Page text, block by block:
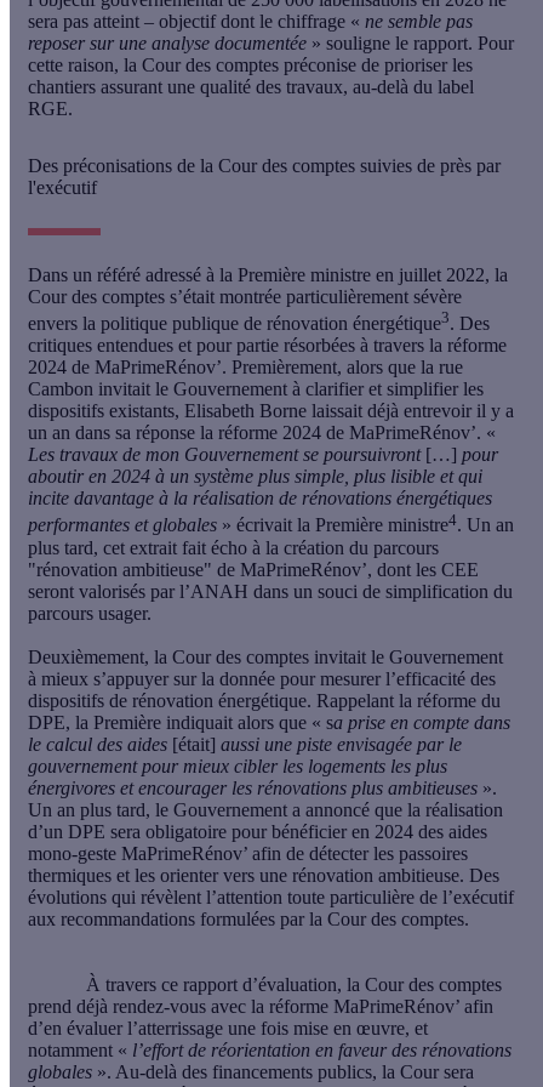
sera pas atteint – objectif dont le chiffrage « ne semble pas
reposer sur une analyse documentée » souligne le rapport. Pour
cette raison, la Cour des comptes préconise de prioriser les
chantiers assurant une qualité des travaux, au-delà du label
RGE.
Des préconisations de la Cour des comptes suivies de près par
l'exécutif
Dans un référé adressé à la Première ministre en juillet 2022, la
Cour des comptes s’était montrée particulièrement sévère
envers la politique publique de rénovation énergétique3. Des
critiques entendues et pour partie résorbées à travers la réforme
2024 de MaPrimeRénov’. Premièrement, alors que la rue
Cambon invitait le Gouvernement à clarifier et simplifier les
dispositifs existants, Elisabeth Borne laissait déjà entrevoir il y a
un an dans sa réponse la réforme 2024 de MaPrimeRénov’. «
Les travaux de mon Gouvernement se poursuivront[…] pour
aboutir en 2024 à un système plus simple, plus lisible et qui
incite davantage à la réalisation de rénovations énergétiques
performantes et globales » écrivait la Première ministre4. Un an
plus tard, cet extrait fait écho à la création du parcours
"rénovation ambitieuse" de MaPrimeRénov’, dont les CEE
seront valorisés par l’ANAH dans un souci de simplification du
parcours usager.
Deuxièmement, la Cour des comptes invitait le Gouvernement
à mieux s’appuyer sur la donnée pour mesurer l’efficacité des
dispositifs de rénovation énergétique. Rappelant la réforme du
DPE, la Première indiquait alors que « sa prise en compte dans
le calcul des aides [était] aussi une piste envisagée par le
gouvernement pour mieux cibler les logements les plus
énergivores et encourager les rénovations plus ambitieuses ».
Un an plus tard, le Gouvernement a annoncé que la réalisation
d’un DPE sera obligatoire pour bénéficier en 2024 des aides
mono-geste MaPrimeRénov’ afin de détecter les passoires
thermiques et les orienter vers une rénovation ambitieuse. Des
évolutions qui révèlent l’attention toute particulière de l’exécutif
aux recommandations formulées par la Cour des comptes.
À travers ce rapport d’évaluation, la Cour des comptes
prend déjà rendez-vous avec la réforme MaPrimeRénov’ afin
d’en évaluer l’atterrissage une fois mise en œuvre, et
notamment « l’effort de réorientation en faveur des rénovations
globales ». Au-delà des financements publics, la Cour sera